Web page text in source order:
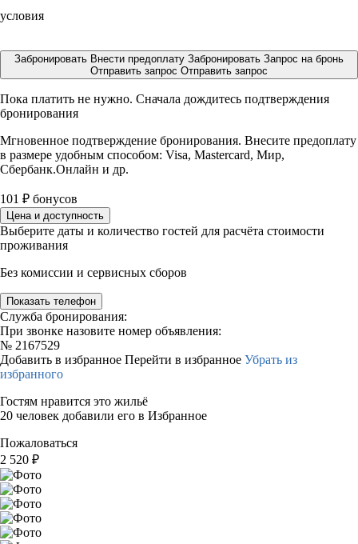
условия
Забронировать Внести предоплату Забронировать Запрос на бронь
Отправить запрос Отправить запрос
Пока платить не нужно. Сначала дождитесь подтверждения
бронирования
Мгновенное подтверждение бронирования. Внесите предоплату
в размере удобным способом: Visa, Mastercard, Мир,
Сбербанк.Онлайн и др.
101 ₽ бонусов
Цена и доступность
Выберите даты и количество гостей для расчёта стоимости
проживания
Без комиссии и сервисных сборов
Показать телефон
Служба бронирования:
При звонке назовите номер объявления:
№ 2167529
Добавить в избранное Перейти в избранное Убрать из
избранного
Гостям нравится это жильё
20 человек добавили его в Избранное
Пожаловаться
2 520 ₽